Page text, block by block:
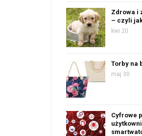
Zdrowa i
– czyli
kwi 20
Torby na
maj 30
Cyfrowe